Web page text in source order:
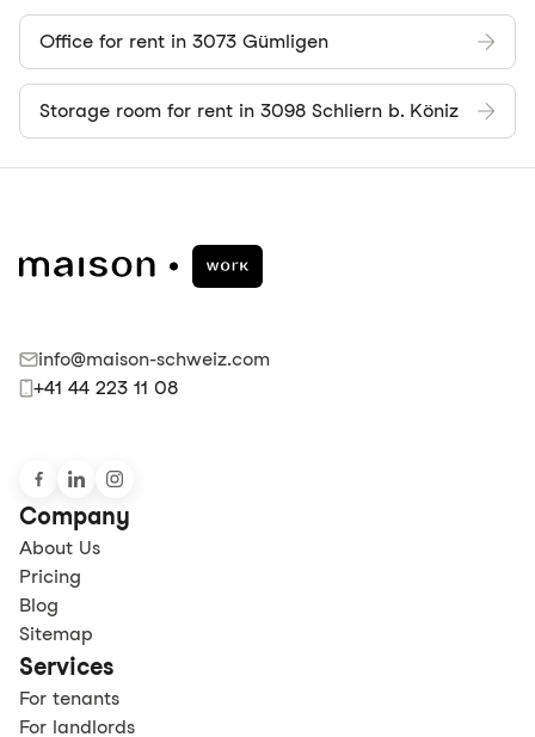
Office for rent in 3073 Gümligen
Storage room for rent in 3098 Schliern b. Köniz
info@maison-schweiz.com
+41 44 223 11 08
Company
About Us
Pricing
Blog
Sitemap
Services
For tenants
For landlords